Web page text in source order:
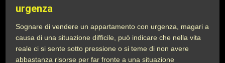
urgenza
Sognare di vendere un appartamento con urgenza, magari a
causa di una situazione difficile, può indicare che nella vita
reale ci si sente sotto pressione o si teme di non avere
abbastanza risorse per far fronte a una situazione